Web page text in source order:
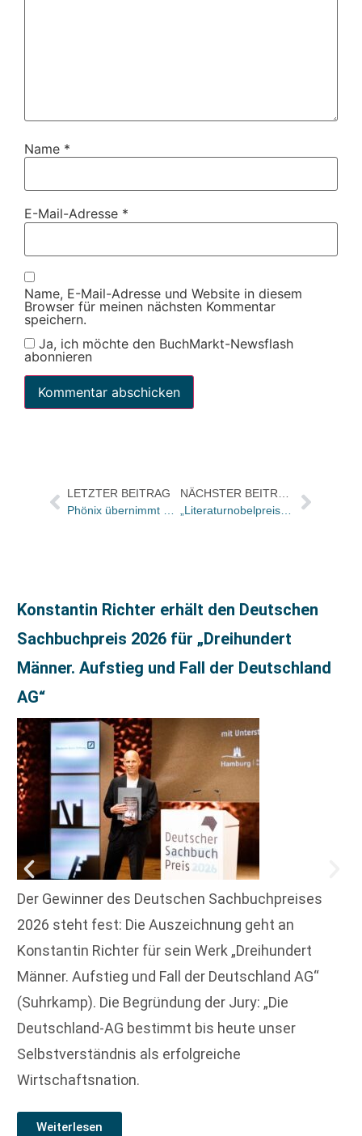
Name *
E-Mail-Adresse *
Name, E-Mail-Adresse und Website in diesem
Browser für meinen nächsten Kommentar
speichern.
Ja, ich möchte den BuchMarkt-Newsflash
abonnieren
LETZTER BEITRAG
Konstantin Richter erhält den Deutschen
Sachbuchpreis 2026 für „Dreihundert
Männer. Aufstieg und Fall der Deutschland
AG“
Der Gewinner des Deutschen Sachbuchpreises
2026 steht fest: Die Auszeichnung geht an
Konstantin Richter für sein Werk „Dreihundert
Männer. Aufstieg und Fall der Deutschland AG“
(Suhrkamp). Die Begründung der Jury: „Die
Deutschland-AG bestimmt bis heute unser
Selbstverständnis als erfolgreiche
Wirtschaftsnation.
Weiterlesen